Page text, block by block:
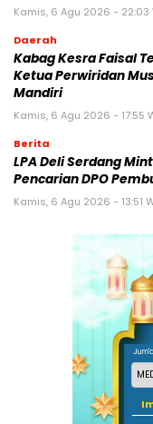
Kamis, 6 Agu 2026 - 22:03
Daerah
Kabag Kesra Faisal
Ketua Perwiridan
Mandiri
Kamis, 6 Agu 2026 - 17:55
Berita
LPA Deli Serdang
Pencarian DPO
Kamis, 6 Agu 2026 - 13:51